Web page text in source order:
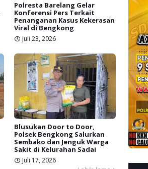
Polresta Barelang Gelar
Konferensi Pers Terkait
Penanganan Kasus Kekerasan
Viral di Bengkong
Juli 23, 2026
Blusukan Door to Door,
Polsek Bengkong Salurkan
Sembako dan Jenguk Warga
Sakit di Kelurahan Sadai
Juli 17, 2026